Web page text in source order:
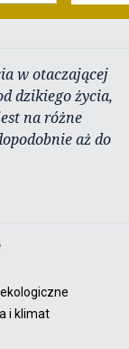
w otaczającej
dzikiego życia,
na różne
aż do
i klimat